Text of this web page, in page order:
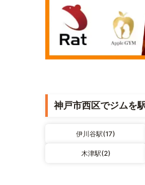
神戸市西区でジムを
伊川谷駅(17)
木津駅(2)